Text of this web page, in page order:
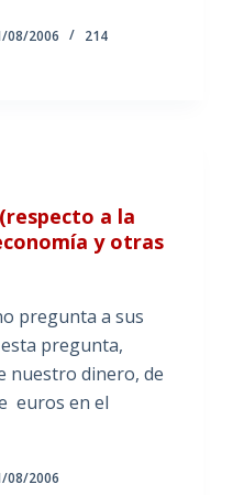
08/2006
214
a la
y otras
pregunta a sus
pregunta,
nuestro dinero, de
euros en el
08/2006